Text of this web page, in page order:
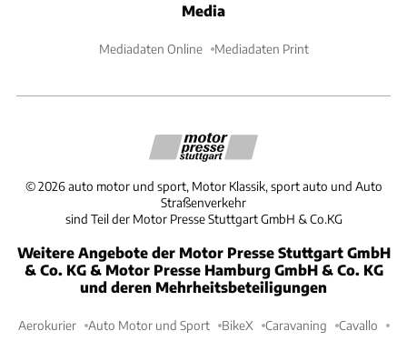
Media
Mediadaten Online Mediadaten Print
©2026 auto motor und sport, Motor Klassik, sport auto und Auto
Straßenverkehr
sind Teil der Motor Presse Stuttgart GmbH & Co.KG
Weitere Angebote der Motor Presse Stuttgart GmbH
& Co. KG & Motor Presse Hamburg GmbH & Co. KG
und deren Mehrheitsbeteiligungen
Aerokurier Auto Motor und Sport BikeX Caravaning Cavallo